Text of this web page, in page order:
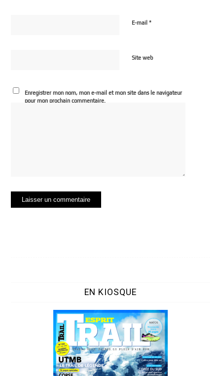
E-mail*
Site web
Enregistrer mon nom, mon e-mail et mon site dans le navigateur
pour mon prochain commentaire.
EN KIOSQUE